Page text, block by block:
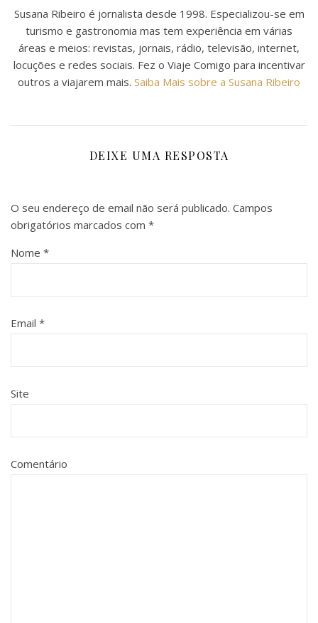
Susana Ribeiro é jornalista desde 1998. Especializou-se em
turismo e gastronomia mas tem experiência em várias
áreas e meios: revistas, jornais, rádio, televisão, internet,
locuções e redes sociais. Fez o Viaje Comigo para incentivar
outros a viajarem mais. Saiba Mais sobre a Susana Ribeiro
DEIXE UMA RESPOSTA
O seu endereço de email não será publicado. Campos
obrigatórios marcados com *
Nome *
Email *
Site
Comentário